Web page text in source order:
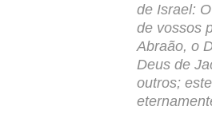
de Israel:
de vossos
Abraão, o
Deus de
outros;